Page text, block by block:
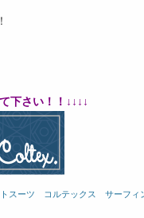
下さい！！↓↓↓↓
スーツ コルテックス サーフィ